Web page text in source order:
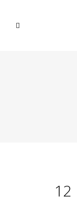
12